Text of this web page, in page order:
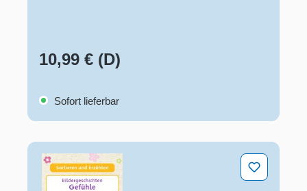
10,99 € (D)
Sofort lieferbar
Bildergeschichten – Gefühle